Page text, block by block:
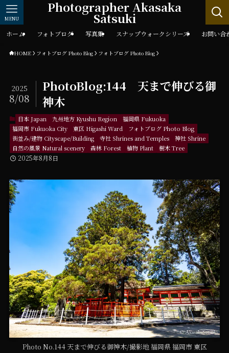
Photographer Akasaka
Satsuki
MENU
ホーム フォトブログ 写真集 スナップウォークシリーズ お問い合
HOME フォトブログ Photo Blog フォトブログ Photo Blog
PhotoBlog:144 天まで伸びる御
神木
2025
8/08
日本 Japan 九州地方 Kyushu Region
福岡県 Fukuoka
福岡市 Fukuoka City
東区 Higashi Ward
フォトブログ Photo Blog
街並み/建物 Cityscape/Building
寺社 Shrines and Temples
神社 Shrine
自然の風景 Natural scenery
森林 Forest 植物 Plant 樹木 Tree
2025年8月8日
Photo No.144 天まで伸びる御神木/撮影地 福岡県 福岡市 東区